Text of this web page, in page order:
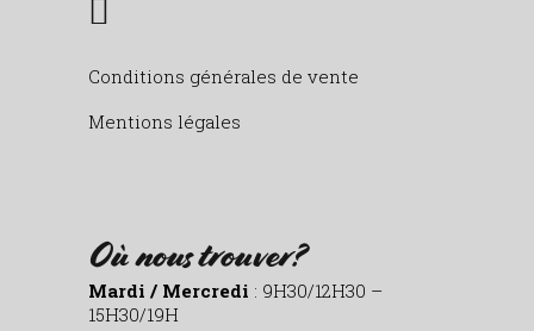
Conditions générales de vente
Mentions légales
Où nous trouver?
Mardi / Mercredi : 9H30/12H30 –
15H30/19H